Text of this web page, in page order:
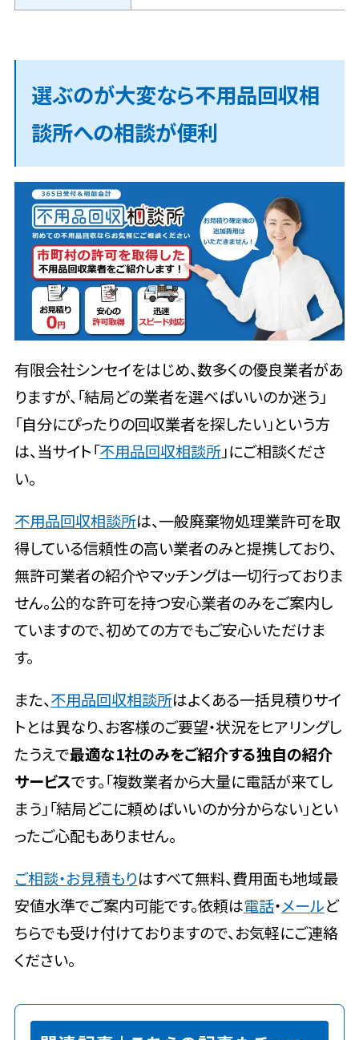
選ぶのが大変なら不用品回収相
談所への相談が便利
有限会社シンセイをはじめ、数多くの優良業者があ
りますが、「結局どの業者を選べばいいのか迷う」
「自分にぴったりの回収業者を探したい」という方
は、当サイト「不用品回収相談所」にご相談くださ
い。
不用品回収相談所は、一般廃棄物処理業許可を取
得している信頼性の高い業者のみと提携しており、
無許可業者の紹介やマッチングは一切行っておりま
せん。公的な許可を持つ安心業者のみをご案内し
ていますので、初めての方でもご安心いただけま
す。
また、不用品回収相談所はよくある一括見積りサイ
トとは異なり、お客様のご要望・状況をヒアリングし
たうえで最適な1社のみをご紹介する独自の紹介
サービスです。「複数業者から大量に電話が来てし
まう」「結局どこに頼めばいいのか分からない」とい
ったご心配もありません。
ご相談・お見積もりはすべて無料、費用面も地域最
安値水準でご案内可能です。依頼は電話・メールど
ちらでも受け付けておりますので、お気軽にご連絡
ください。